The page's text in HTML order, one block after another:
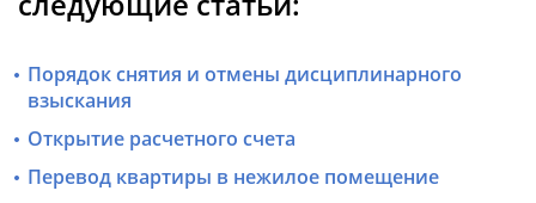
Порядок снятия и отмены дисциплинарного
взыскания
Открытие расчетного счета
Перевод квартиры в нежилое помещение